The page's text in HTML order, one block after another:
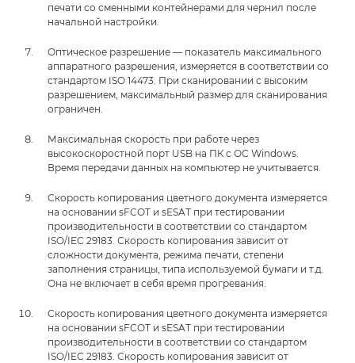
печати со сменными контейнерами для чернил после
начальной настройки.
Оптическое разрешение — показатель максимального
аппаратного разрешения, измеряется в соответствии со
стандартом ISO 14473. При сканировании с высоким
разрешением, максимальный размер для сканирования
ограничен.
Максимальная скорость при работе через
высокоскоростной порт USB на ПК с ОС Windows.
Время передачи данных на компьютер не учитывается.
Скорость копирования цветного документа измеряется
на основании sFCOT и sESAT при тестировании
производительности в соответствии со стандартом
ISO/IEC 29183. Скорость копирования зависит от
сложности документа, режима печати, степени
заполнения страницы, типа используемой бумаги и т.д.
Она не включает в себя время прогревания.
Скорость копирования цветного документа измеряется
на основании sFCOT и sESAT при тестировании
производительности в соответствии со стандартом
ISO/IEC 29183. Скорость копирования зависит от